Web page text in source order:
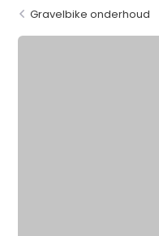
Gravelbike onderhoud